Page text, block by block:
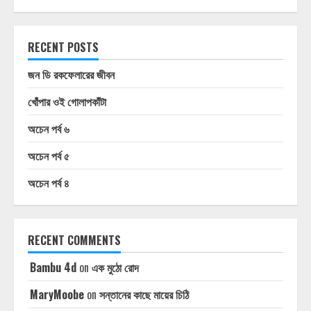
RECENT POSTS
জন ডি রকফেলারের জীবন
খোঁপার ওই গোলাপকাঁটা
অচেন পর্ব ৬
অচেন পর্ব ৫
অচেন পর্ব ৪
RECENT COMMENTS
Bambu 4d on এক মুঠো রোদ
MaryMoobe on সন্তানের কাছে মায়ের চিঠি